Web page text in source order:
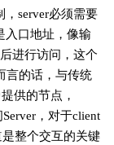
，server必须需要
入口地址，像输
进行访问，这个
言的话，与传统
供的节点，
，对于client
整个交互的关键